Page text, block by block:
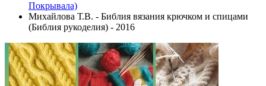
Покрывала)
Михайлова Т.В. - Библия вязания крючком и спицами
(Библия рукоделия) - 2016